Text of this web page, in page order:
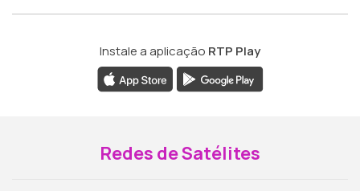
Instale a aplicação RTP Play
Redes de Satélites